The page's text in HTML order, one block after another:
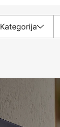
Kategorija